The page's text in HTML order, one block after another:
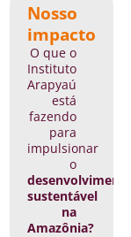
Nosso
impacto
O que o
Instituto
Arapyaú
está
fazendo
para
impulsionar
o
sustentável
na
Amazônia?